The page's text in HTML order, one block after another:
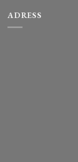
ADRESS